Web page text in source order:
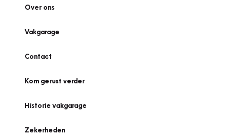
Over ons
Vakgarage
Contact
Kom gerust verder
Historie vakgarage
Zekerheden